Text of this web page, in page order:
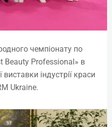
чемпіонату по
Beauty Professional» в
індустрії краси
Ukraine.